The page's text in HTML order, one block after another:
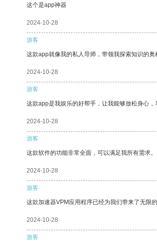
这个是app神器
2024-10-28
游客
这款app就像我的私人导师，带领我探索知识的奥
2024-10-28
游客
这款app是我娱乐的好帮手，让我能够放松身心，
2024-10-28
游客
这款软件的功能非常全面，可以满足我所有需求。
2024-10-28
游客
这款加速器VPM应用程序已经为我们带来了无限的
2024-10-28
游客